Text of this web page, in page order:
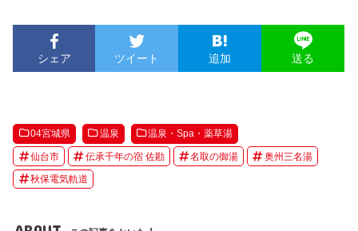
シェア ツイート 追加 送る
04宮城県 温泉 温泉・Spa・薬草湯
仙台市 伝承千年の宿 佐勘 名取の御湯 奥州三名湯
秋保電気軌道